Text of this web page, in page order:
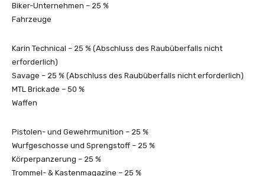
Biker-Unternehmen – 25 %
Fahrzeuge
Karin Technical – 25 % (Abschluss des Raubüberfalls nicht
erforderlich)
Savage – 25 % (Abschluss des Raubüberfalls nicht erforderlich)
MTL Brickade – 50 %
Waffen
Pistolen- und Gewehrmunition – 25 %
Wurfgeschosse und Sprengstoff – 25 %
Körperpanzerung – 25 %
Trommel- & Kastenmagazine – 25 %